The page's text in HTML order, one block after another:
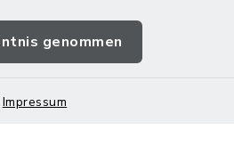
genommen
Impressum
Sitemap